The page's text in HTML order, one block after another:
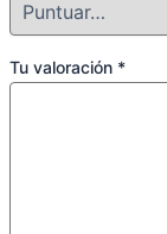
Tu valoración *